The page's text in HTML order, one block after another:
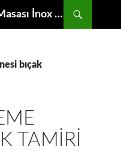
Paslanmaz Çelik Yemekhane Masası İnox Krom Bulaşıkhane Evyesi Tezgahı
bıçak
TAMIRI